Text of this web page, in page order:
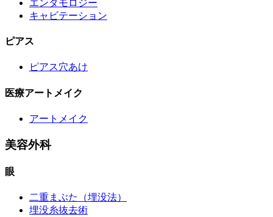
エンダモロジー
キャビテーション
ピアス
ピアス穴あけ
医療アートメイク
アートメイク
美容外科
眼
二重まぶた（埋没法）
埋没糸抜去術